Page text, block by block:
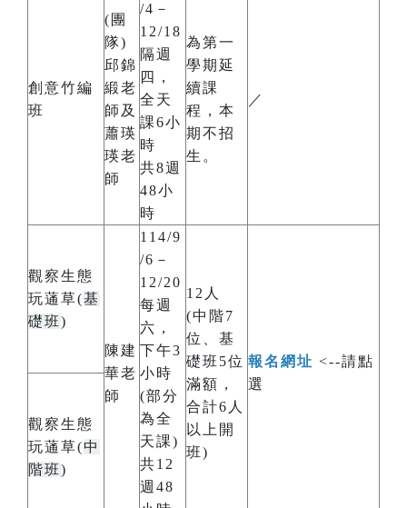
創意竹編
班
(團
隊)
邱錦
緞老
師及
蕭瑛
瑛老
師
/4－
12/18
隔週
四，
全天
課6小
時
共8週
48小
時
為第一
學期延
續課
程，本
期不招
生。
／
觀察生態
玩蓪草(基
礎班)
陳建
華老
師
114/9
/6－
12/20
每週
六，
下午3
小時
(部分
為全
天課)
共12
週48
12人
(中階7
位、基
礎班5位
滿額，
合計6人
以上開
班)
報名網址 <--請點
選
觀察生態
玩蓪草(中
階班)